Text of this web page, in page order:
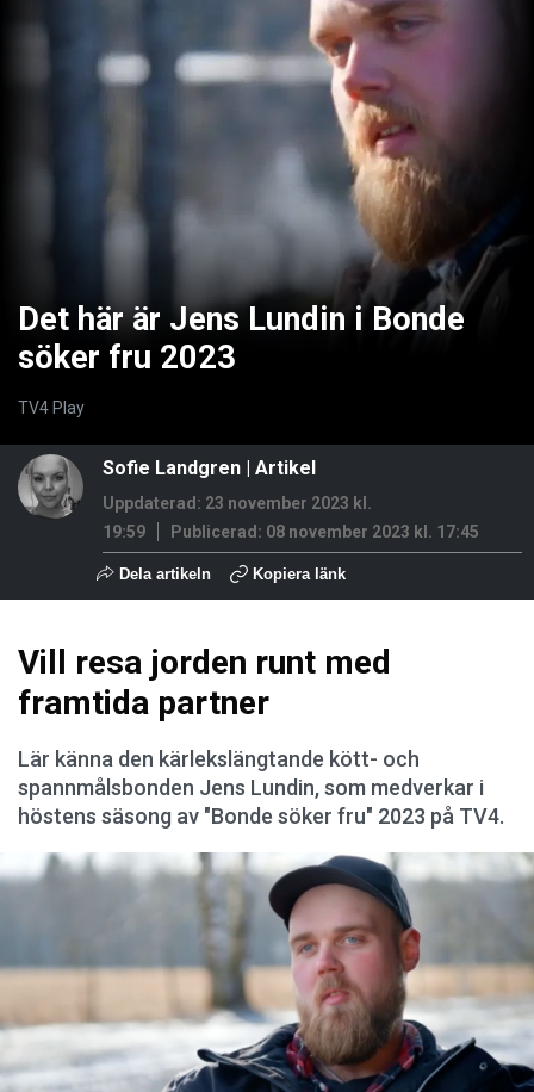
Det här är Jens Lundin i Bonde
söker fru 2023
TV4 Play
Sofie Landgren | Artikel
Uppdaterad: 23 november 2023 kl.
19:59
Publicerad: 08 november 2023 kl. 17:45
Dela artikeln Kopiera länk
Vill resa jorden runt med
framtida partner
Lär känna den kärlekslängtande kött- och
spannmålsbonden Jens Lundin, som medverkar i
höstens säsong av "Bonde söker fru" 2023 på TV4.